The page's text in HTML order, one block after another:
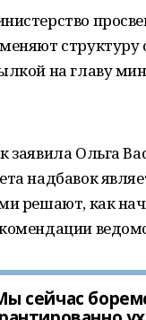
на главу
заявила Ольга
надбавок
решают, как
сейчас